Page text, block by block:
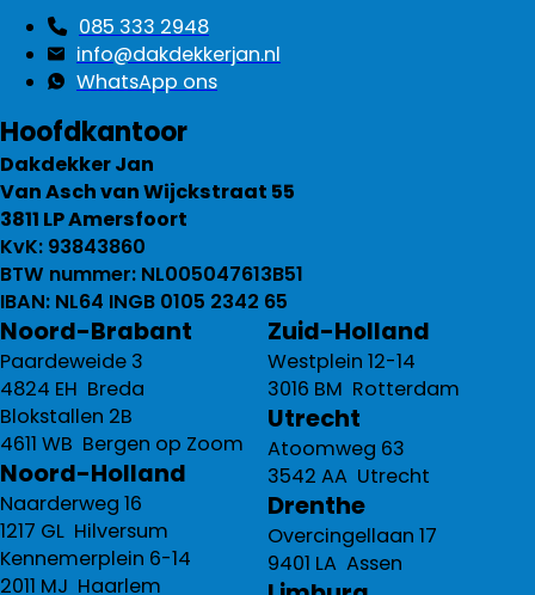
085 333 2948
info@dakdekkerjan.nl
WhatsApp ons
Hoofdkantoor
Dakdekker Jan
Van Asch van Wijckstraat 55
3811 LP Amersfoort
KvK: 93843860
BTW nummer: NL005047613B51
IBAN: NL64 INGB 0105 2342 65
Noord-Brabant
Paardeweide 3
4824 EH Breda
Blokstallen 2B
4611 WB Bergen op Zoom
Noord-Holland
Naarderweg 16
1217 GL Hilversum
Kennemerplein 6-14
2011 MJ Haarlem
Zuid-Holland
Westplein 12-14
3016 BM Rotterdam
Utrecht
Atoomweg 63
3542 AA Utrecht
Drenthe
Overcingellaan 17
9401 LA Assen